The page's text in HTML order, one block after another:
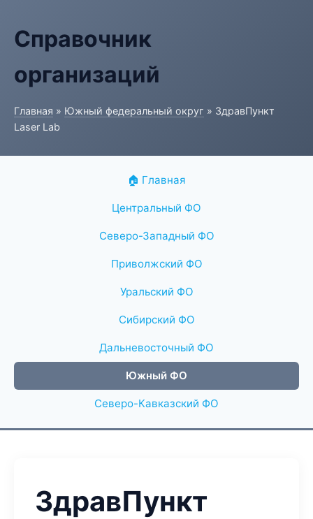
Справочник
организаций
Главная » Южный федеральный округ » ЗдравПункт
Laser Lab
🏠 Главная
Центральный ФО
Северо-Западный ФО
Приволжский ФО
Уральский ФО
Сибирский ФО
Дальневосточный ФО
Южный ФО
Северо-Кавказский ФО
ЗдравПункт